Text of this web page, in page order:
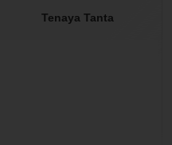
Tenaya Tanta